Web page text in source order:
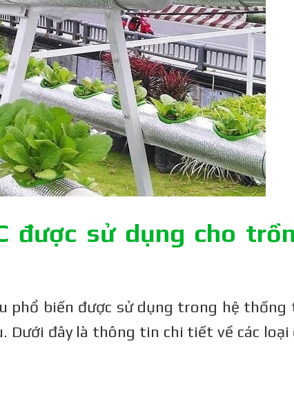
được sử dụng cho
phổ biến được sử dụng trong hệ thống
Dưới đây là thông tin chi tiết về các loại